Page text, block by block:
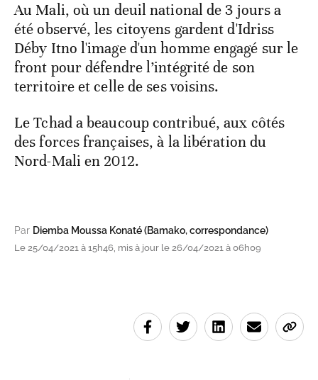
Au Mali, où un deuil national de 3 jours a
été observé, les citoyens gardent d'Idriss
Déby Itno l'image d'un homme engagé sur le
front pour défendre l’intégrité de son
territoire et celle de ses voisins.
Le Tchad a beaucoup contribué, aux côtés
des forces françaises, à la libération du
Nord-Mali en 2012.
Par Diemba Moussa Konaté (Bamako, correspondance)
Le 25/04/2021 à 15h46, mis à jour le 26/04/2021 à 06h09